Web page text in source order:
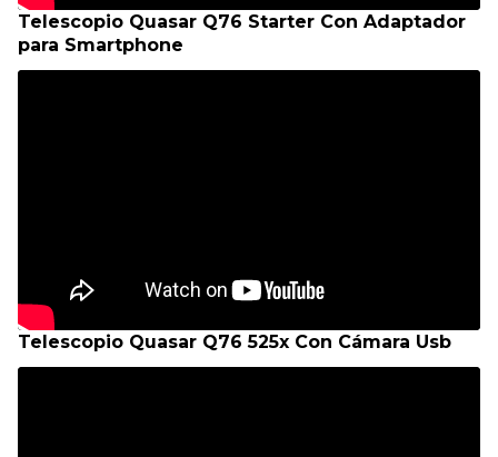
Telescopio Quasar Q76 Starter Con Adaptador
para Smartphone
Telescopio Quasar Q76 525x Con Cámara Usb